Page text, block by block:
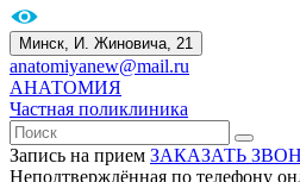
Минск, И. Жиновича, 21
anatomiyanew@mail.ru
АНАТОМИЯ
Частная поликлиника
Запись на прием ЗАКАЗАТЬ
Неподтверждённая по телефону